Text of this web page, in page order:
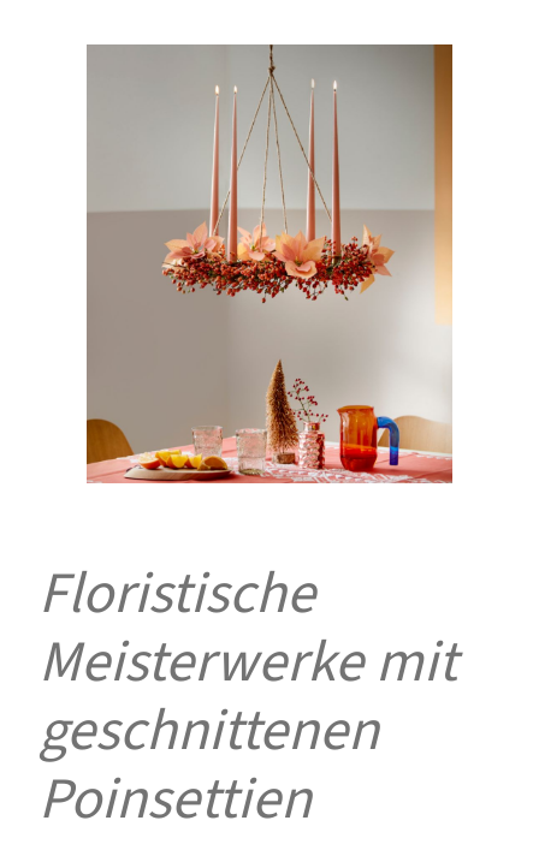
Floristische
Meisterwerke mit
geschnittenen
Poinsettien